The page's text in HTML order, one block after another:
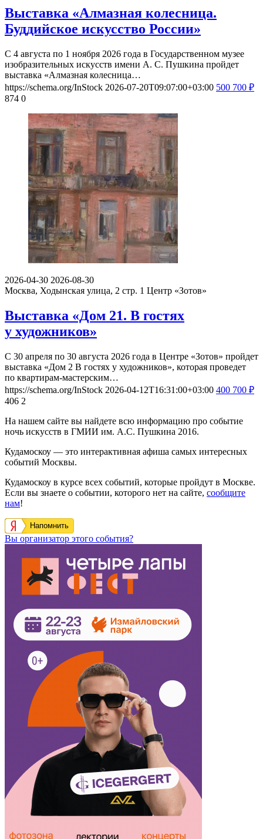
Выставка «Алмазная колесница.
Буддийское искусство России»
С 4 августа по 1 ноября 2026 года в Государственном музее
изобразительных искусств имени А. С. Пушкина пройдет
выставка «Алмазная колесница…
https://schema.org/InStock 2026-07-20T09:07:00+03:00 500 700 ₽
874 0
2026-04-30 2026-08-30
Москва, Ходынская улица, 2 стр. 1 Центр «Зотов»
Выставка «Дом 21. В гостях
у художников»
С 30 апреля по 30 августа 2026 года в Центре «Зотов» пройдет
выставка «Дом 2 В гостях у художников», которая проведет
по квартирам-мастерским…
https://schema.org/InStock 2026-04-12T16:31:00+03:00 400 700 ₽
406 2
На нашем сайте вы найдете всю информацию про событие
ночь искусств в ГМИИ им. А.С. Пушкина 2016.
Кудамоскоу — это интерактивная афиша самых интересных
событий Москвы.
Кудамоскоу в курсе всех событий, которые пройдут в Москве.
Если вы знаете о событии, которого нет на сайте, сообщите
нам!
Напомнить
Вы организатор этого события?